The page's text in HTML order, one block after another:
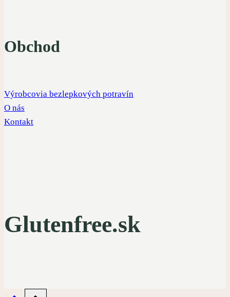
Obchod
Výrobcovia bezlepkových potravín
O nás
Kontakt
Glutenfree.sk